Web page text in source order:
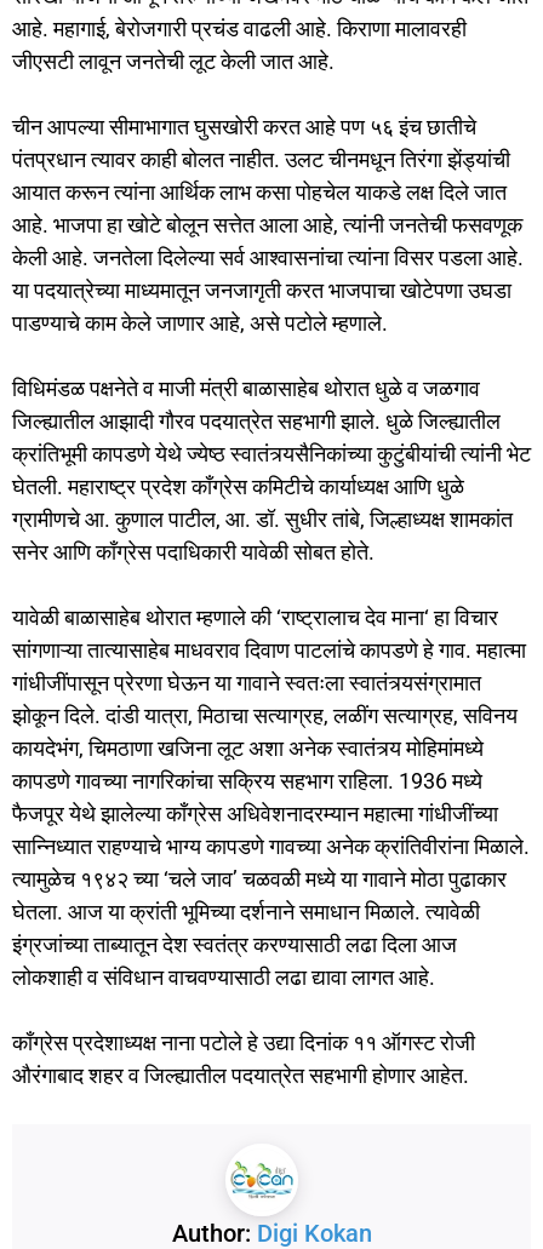
आहे. महागाई, बेरोजगारी प्रचंड वाढली आहे. किराणा मालावरही
जीएसटी लावून जनतेची लूट केली जात आहे.
चीन आपल्या सीमाभागात घुसखोरी करत आहे पण ५६ इंच छातीचे
पंतप्रधान त्यावर काही बोलत नाहीत. उलट चीनमधून तिरंगा झेंड्यांची
आयात करून त्यांना आर्थिक लाभ कसा पोहचेल याकडे लक्ष दिले जात
आहे. भाजपा हा खोटे बोलून सत्तेत आला आहे, त्यांनी जनतेची फसवणूक
केली आहे. जनतेला दिलेल्या सर्व आश्वासनांचा त्यांना विसर पडला आहे.
या पदयात्रेच्या माध्यमातून जनजागृती करत भाजपाचा खोटेपणा उघडा
पाडण्याचे काम केले जाणार आहे, असे पटोले म्हणाले.
विधिमंडळ पक्षनेते व माजी मंत्री बाळासाहेब थोरात धुळे व जळगाव
जिल्ह्यातील आझादी गौरव पदयात्रेत सहभागी झाले. धुळे जिल्ह्यातील
क्रांतिभूमी कापडणे येथे ज्येष्ठ स्वातंत्र्यसैनिकांच्या कुटुंबीयांची त्यांनी भेट
घेतली. महाराष्ट्र प्रदेश काँग्रेस कमिटीचे कार्याध्यक्ष आणि धुळे
ग्रामीणचे आ. कुणाल पाटील, आ. डॉ. सुधीर तांबे, जिल्हाध्यक्ष शामकांत
सनेर आणि काँग्रेस पदाधिकारी यावेळी सोबत होते.
यावेळी बाळासाहेब थोरात म्हणाले की ‘राष्ट्रालाच देव माना‘ हा विचार
सांगणाऱ्या तात्यासाहेब माधवराव दिवाण पाटलांचे कापडणे हे गाव. महात्मा
गांधीजींपासून प्रेरणा घेऊन या गावाने स्वतःला स्वातंत्र्यसंग्रामात
झोकून दिले. दांडी यात्रा, मिठाचा सत्याग्रह, लळींग सत्याग्रह, सविनय
कायदेभंग, चिमठाणा खजिना लूट अशा अनेक स्वातंत्र्य मोहिमांमध्ये
कापडणे गावच्या नागरिकांचा सक्रिय सहभाग राहिला. 1936 मध्ये
फैजपूर येथे झालेल्या काँग्रेस अधिवेशनादरम्यान महात्मा गांधीजींच्या
सान्निध्यात राहण्याचे भाग्य कापडणे गावच्या अनेक क्रांतिवीरांना मिळाले.
त्यामुळेच १९४२ च्या ‘चले जाव’ चळवळी मध्ये या गावाने मोठा पुढाकार
घेतला. आज या क्रांती भूमिच्या दर्शनाने समाधान मिळाले. त्यावेळी
इंग्रजांच्या ताब्यातून देश स्वतंत्र करण्यासाठी लढा दिला आज
लोकशाही व संविधान वाचवण्यासाठी लढा द्यावा लागत आहे.
काँग्रेस प्रदेशाध्यक्ष नाना पटोले हे उद्या दिनांक ११ ऑगस्ट रोजी
औरंगाबाद शहर व जिल्ह्यातील पदयात्रेत सहभागी होणार आहेत.
Author: Digi Kokan